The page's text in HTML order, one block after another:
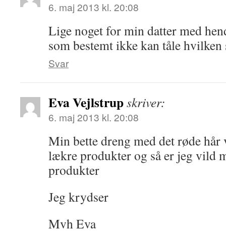
6. maj 2013 kl. 20:08
Lige noget for min datter med
som bestemt ikke kan tåle
Svar
Eva Vejlstrupskriver:
6. maj 2013 kl. 20:08
Min bette dreng med det røde
lækre produkter og så er jeg vild
produkter
Jeg krydser
Mvh Eva